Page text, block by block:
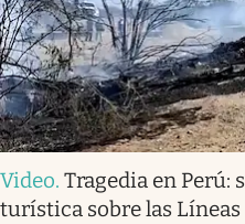
Video. Tragedia en Perú:
turística sobre las